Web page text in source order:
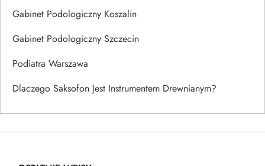
Gabinet Podologiczny Koszalin
Gabinet Podologiczny Szczecin
Podiatra Warszawa
Dlaczego Saksofon Jest Instrumentem Drewnianym?